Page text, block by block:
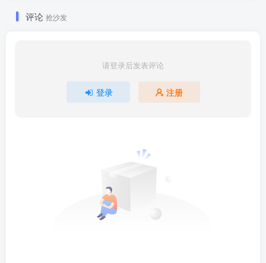
评论 抢沙发
请登录后发表评论
登录 注册